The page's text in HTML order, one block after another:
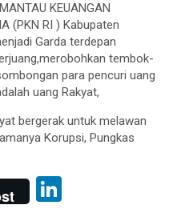
KEUANGAN
(PKN RI ) Kabupaten
Garda terdepan
tembok-
para pencuri uang
uang Rakyat,
bergerak untuk melawan
Korupsi, Pungkas